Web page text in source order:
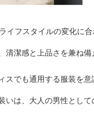
イフスタイルの変化に合
清潔感と上品さを兼ね備
スでも通用する服装を
いは、大人の男性として